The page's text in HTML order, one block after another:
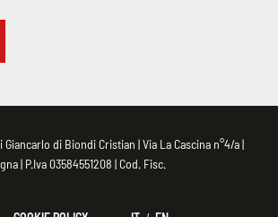
di Biondi Cristian | Via La Cascina n°4/a |
| P.Iva 03584551208 | Cod. Fisc.